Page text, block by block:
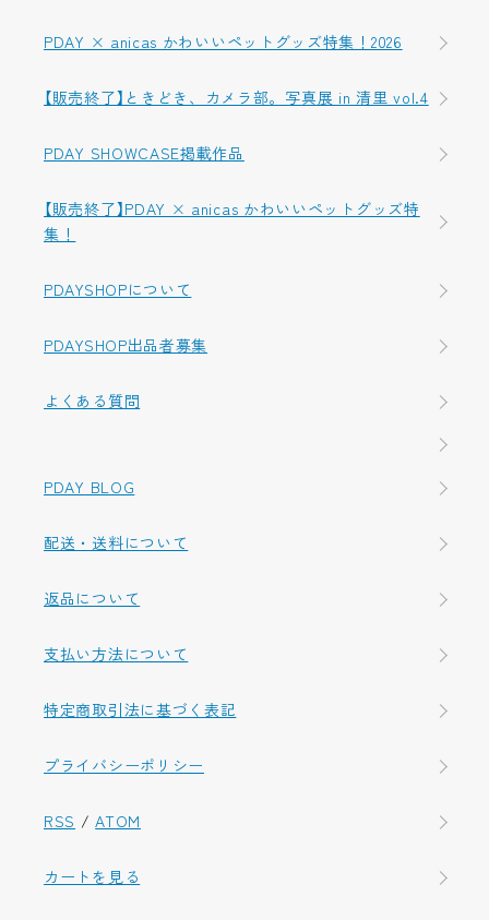
PDAY × anicas かわいいペットグッズ特集！2026
【販売終了】ときどき、カメラ部。写真展 in 清里 vol.4
PDAY SHOWCASE掲載作品
【販売終了】PDAY × anicas かわいいペットグッズ特
集！
PDAYSHOPについて
PDAYSHOP出品者募集
よくある質問
PDAY BLOG
配送・送料について
返品について
支払い方法について
特定商取引法に基づく表記
プライバシーポリシー
RSS /ATOM
カートを見る